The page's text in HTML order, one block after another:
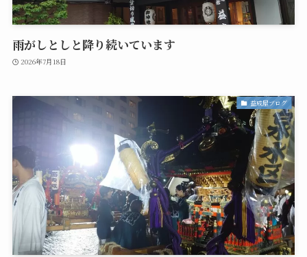
雨がしとしと降り続いています
2026年7月18日
益成屋ブログ